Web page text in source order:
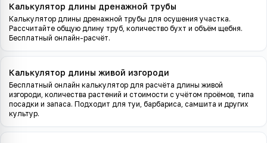
Калькулятор длины дренажной трубы
Калькулятор длины дренажной трубы для осушения участка.
Рассчитайте общую длину труб, количество бухт и объём щебня.
Бесплатный онлайн-расчёт.
Калькулятор длины живой изгороди
Бесплатный онлайн калькулятор для расчёта длины живой
изгороди, количества растений и стоимости с учётом проёмов, типа
посадки и запаса. Подходит для туи, барбариса, самшита и других
культур.